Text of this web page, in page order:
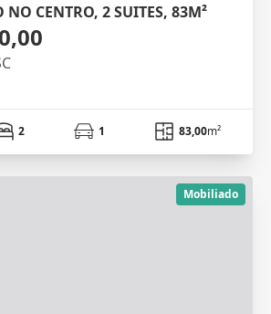
NO CENTRO, 2 SUITES, 83M²
2 1 83,00m²
Mobiliado